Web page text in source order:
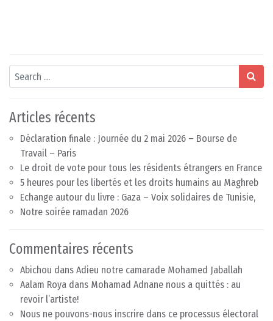
Search
Articles récents
Déclaration finale : Journée du 2 mai 2026 – Bourse de
Travail – Paris
Le droit de vote pour tous les résidents étrangers en France
5 heures pour les libertés et les droits humains au Maghreb
Echange autour du livre : Gaza – Voix solidaires de Tunisie,
Notre soirée ramadan 2026
Commentaires récents
Abichou dans Adieu notre camarade Mohamed Jaballah
Aalam Roya dans Mohamad Adnane nous a quittés : au
revoir l’artiste!
Nous ne pouvons-nous inscrire dans ce processus électoral